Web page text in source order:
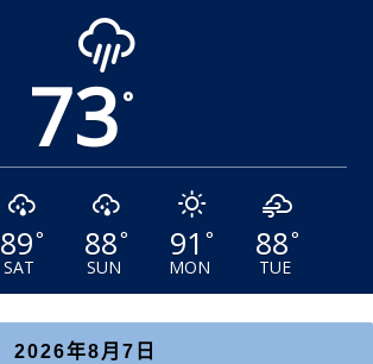
73°
89°
SAT
88°
SUN
91 °
MON
88°
TUE
2026年8月7日